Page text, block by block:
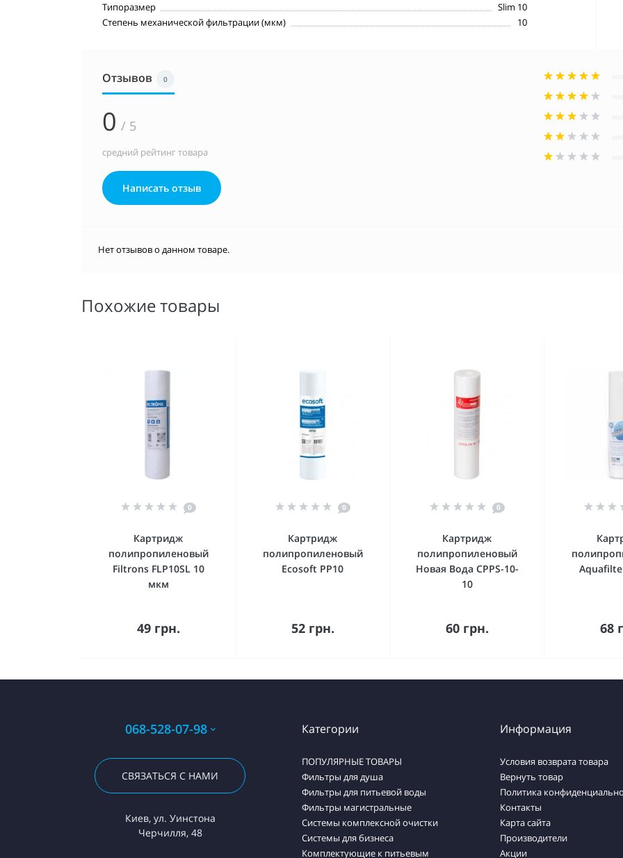
Типоразмер
Slim 10
Степень механической фильтрации (мкм)
10
Отзывов 0
0 / 5
средний рейтинг товара
Написать отзыв
Нет отзывов о данном товаре.
Похожие товары
0
Картридж
полипропиленовый
Filtrons FLP10SL 10
мкм
49 грн.
Купить
0
Картридж
полипропиленовый
Ecosoft PP10
52 грн.
Купить
0
Картридж
полипропиленовый
Новая Вода CPPS-10-
10
60 грн.
Купить 68
068-528-07-98
СВЯЗАТЬСЯ С НАМИ
Киев, ул. Уинстона
Черчилля, 48
Категории
ПОПУЛЯРНЫЕ ТОВАРЫ
Фильтры для душа
Фильтры для питьевой воды
Фильтры магистральные
Системы комплексной очистки
Системы для бизнеса
Комплектующие к питьевым
Информация
Условия возврата товара
Вернуть товар
Политика
Контакты
Карта сайта
Производители
Акции